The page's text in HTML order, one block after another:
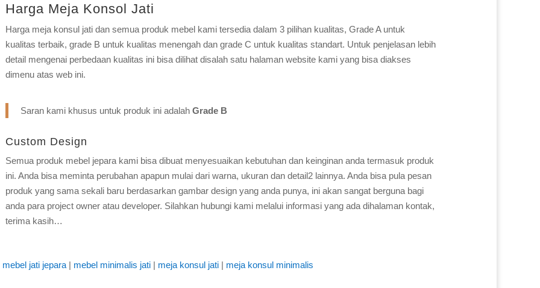
Harga Meja Konsol Jati
Harga meja konsul jati dan semua produk mebel kami tersedia dalam 3 pilihan kualitas, Grade A untuk
kualitas terbaik, grade B untuk kualitas menengah dan grade C untuk kualitas standart. Untuk penjelasan lebih
detail mengenai perbedaan kualitas ini bisa dilihat disalah satu halaman website kami yang bisa diakses
dimenu atas web ini.
Saran kami khusus untuk produk ini adalah Grade B
Custom Design
Semua produk mebel jepara kami bisa dibuat menyesuaikan kebutuhan dan keinginan anda termasuk produk
ini. Anda bisa meminta perubahan apapun mulai dari warna, ukuran dan detail2 lainnya. Anda bisa pula pesan
produk yang sama sekali baru berdasarkan gambar design yang anda punya, ini akan sangat berguna bagi
anda para project owner atau developer. Silahkan hubungi kami melalui informasi yang ada dihalaman kontak,
terima kasih…
mebel jati jepara| mebel minimalis jati| meja konsul jati| meja konsul minimalis